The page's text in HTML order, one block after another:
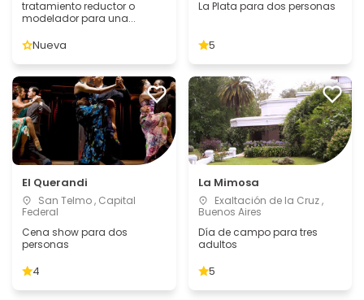
tratamiento reductor o
modelador para una...
Nueva
La Plata para dos personas
5
El Querandi
San Telmo , Capital
Federal
Cena show para dos
personas
4
La Mimosa
Exaltación de la Cruz ,
Buenos Aires
Día de campo para tres
adultos
5